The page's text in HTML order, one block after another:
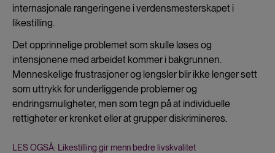
internasjonale rangeringene i verdensmesterskapet i
likestilling.
Det opprinnelige problemet som skulle løses og
intensjonene med arbeidet kommer i bakgrunnen.
Menneskelige frustrasjoner og lengsler blir ikke lenger sett
som uttrykk for underliggende problemer og
endringsmuligheter, men som tegn på at individuelle
rettigheter er krenket eller at grupper diskrimineres.
LES OGSÅ: Likestilling gir menn bedre livskvalitet